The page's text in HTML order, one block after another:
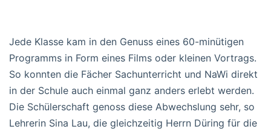
Jede Klasse kam in den Genuss eines 60-minütigen
Programms in Form eines Films oder kleinen Vortrags.
So konnten die Fächer Sachunterricht und NaWi direkt
in der Schule auch einmal ganz anders erlebt werden.
Die Schülerschaft genoss diese Abwechslung sehr, so
Lehrerin Sina Lau, die gleichzeitig Herrn Düring für die